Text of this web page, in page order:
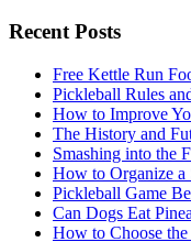
Recent Posts
Free Kettle Run
Pickleball Rules
How to Improve
The History and
Smashing into the
How to Organize a
Pickleball Game
Can Dogs Eat
How to Choose